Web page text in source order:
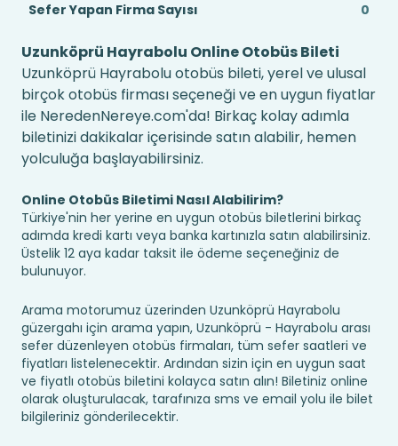
Sefer Yapan Firma Sayısı
0
Uzunköprü Hayrabolu Online Otobüs Bileti
Uzunköprü Hayrabolu otobüs bileti, yerel ve ulusal
birçok otobüs firması seçeneği ve en uygun fiyatlar
ile NeredenNereye.com'da! Birkaç kolay adımla
biletinizi dakikalar içerisinde satın alabilir, hemen
yolculuğa başlayabilirsiniz.
Online Otobüs Biletimi Nasıl Alabilirim?
Türkiye'nin her yerine en uygun otobüs biletlerini birkaç
adımda kredi kartı veya banka kartınızla satın alabilirsiniz.
Üstelik 12 aya kadar taksit ile ödeme seçeneğiniz de
bulunuyor.
Arama motorumuz üzerinden Uzunköprü Hayrabolu
güzergahı için arama yapın, Uzunköprü - Hayrabolu arası
sefer düzenleyen otobüs firmaları, tüm sefer saatleri ve
fiyatları listelenecektir. Ardından sizin için en uygun saat
ve fiyatlı otobüs biletini kolayca satın alın! Biletiniz online
olarak oluşturulacak, tarafınıza sms ve email yolu ile bilet
bilgileriniz gönderilecektir.